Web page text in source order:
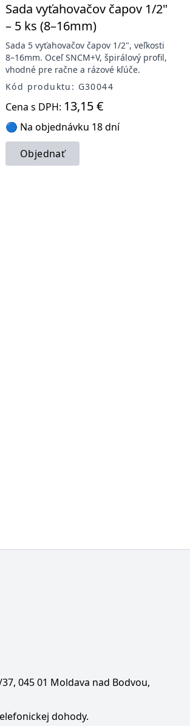
Sada vyťahovačov čapov 1/2"
– 5 ks (8–16mm)
Sada 5 vyťahovačov čapov 1/2", veľkosti
8–16mm. Oceľ SNCM+V, špirálový profil,
vhodné pre račne a rázové kľúče.
Kód produktu: G30044
Cena s DPH: 13,15 €
🔵 Na objednávku 18 dní
Objednať
045 01 Moldava nad Bodvou,
dohody.